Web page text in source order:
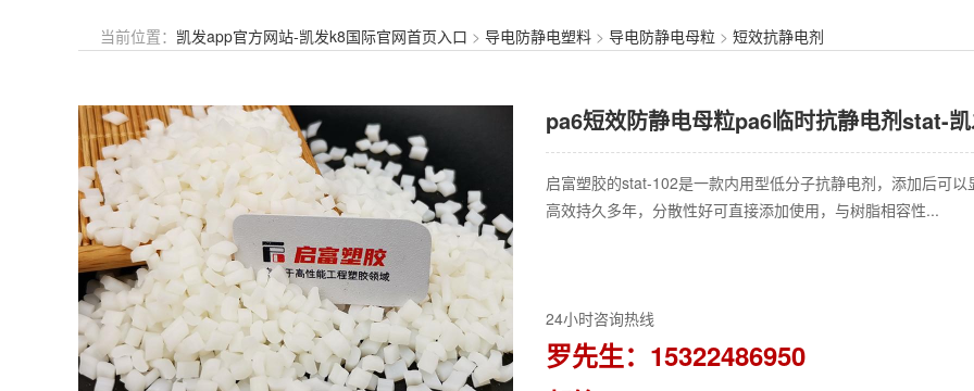
当前位置： 凯发app官方网站-凯发k8国际官网首页入口 > 导电防静电塑料 > 导电防静电母粒 > 短效抗静电剂
pa6短效防静电母粒pa6临时抗静电剂stat-
启富塑胶的stat-102是一款内用型低分子抗静电剂，添加后可
高效持久多年，分散性好可直接添加使用，与树脂相容性...
24小时咨询热线
罗先生：15322486950